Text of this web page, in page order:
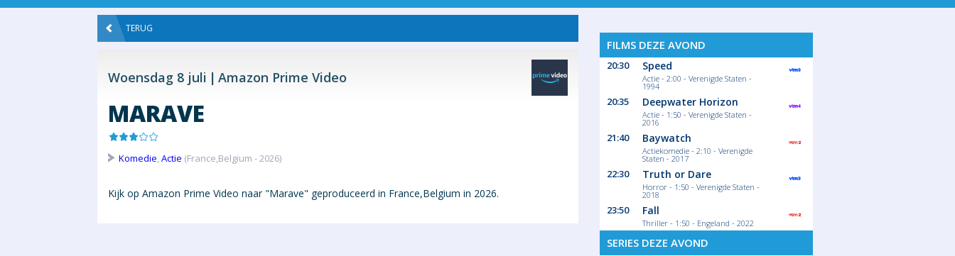
TERUG
Woensdag 8 juli Amazon Prime Video
MARAVE
Komedie,Actie (France,Belgium - 2026)
Kijk op Amazon Prime Video naar "Marave" geproduceerd in France,Belgium in 2026.
FILMS DEZE AVOND
20:30 Speed
Actie - 2:00 - Verenigde Staten -
1994
20:35 Deepwater Horizon
Actie - 1:50 - Verenigde Staten -
2016
21:40 Baywatch
Actiekomedie - 2:10 - Verenigde
Staten - 2017
22:30 Truth or Dare
Horror - 1:50 - Verenigde Staten -
2018
23:50 Fall
Thriller - 1:50 - Engeland - 2022
SERIES DEZE AVOND